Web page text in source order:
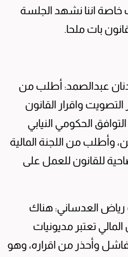
خاصة اننا نشهد الجلسة
بات ملحا.
عبدالصمد: أطلب من
التصويت واقرار القانون
الحكومي النيابي
وأطلب من اللجنة المالية
للقانون للعمل على
العدساني: هناك
المالي تعتبر مديونيات
وأحذر من اقراره، وهو